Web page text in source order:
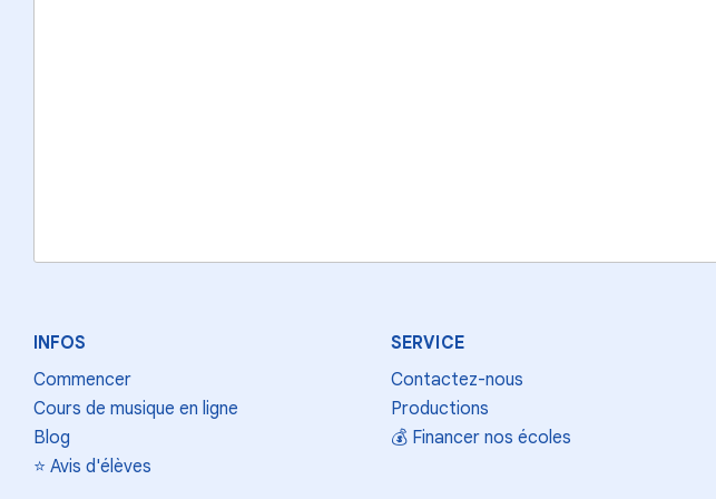
INFOS
Commencer
Cours de musique en ligne
Blog
⭐ Avis d'élèves
SERVICE
Contactez-nous
Productions
💰 Financer nos écoles